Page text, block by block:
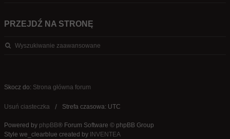
PRZEJDŹ NA STRONĘ
Wyszukiwanie zaawansowane
Skocz do: Strona główna forum
Usuń ciasteczka Strefa czasowa: UTC
Powered by phpBB® Forum Software © phpBB Group
Style we_clearblue created by INVENTEA